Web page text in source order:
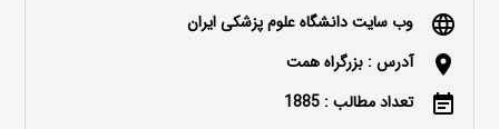
language وب سایت دانشگاه علوم پزشکی ایران
location_on آدرس : بزرگراه همت
event_note تعداد مطالب : 1885